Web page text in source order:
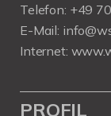
Telefon: +49
E-Mail:
Internet:
PROFIL